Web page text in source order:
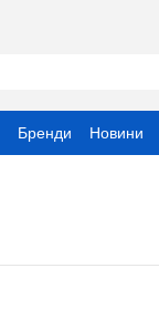
Бренди Новини